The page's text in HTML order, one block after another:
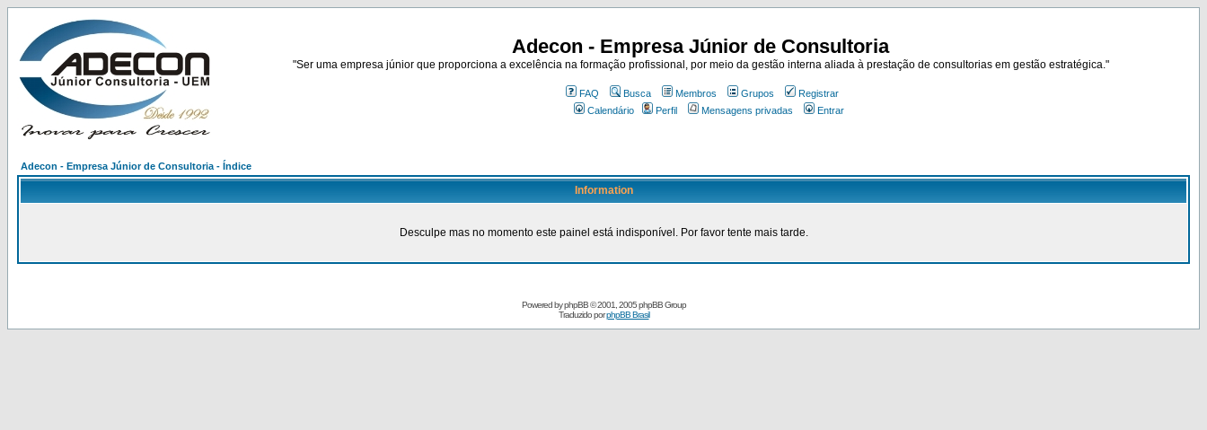
Adecon - Empresa Júnior de Consultoria
"Ser uma empresa júnior que proporciona a excelência na formação profissional, por meio da gestão interna aliada à prestação de consultorias em gestão estratégica."
FAQ Busca Membros Grupos
Registrar
Calendário
Perfil Mensagens privadas Entrar
Adecon - Empresa Júnior de Consultoria - Índice
Information
Desculpe mas no momento este painel está indisponível. Por favor tente mais tarde.
Powered byphpBB© 2001, 2005 phpBB Group
Traduzido porphpBB Brasil